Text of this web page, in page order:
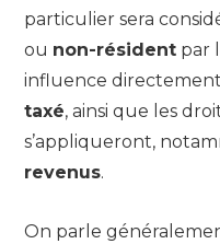
particulier sera
ou non-résident par
influence
taxé, ainsi que les
s’appliqueront,
revenus.
On parle